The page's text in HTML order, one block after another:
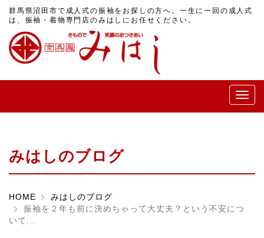
群馬県沼田市で成人式の振袖をお探しの方へ。一生に一回の成人式
は、振袖・着物専門店のみはしにお任せください。
メ
ニ
みはしのブログ
HOME
みはしのブログ
振袖を２年も前に決めちゃって大丈夫？という不安につ
いて...